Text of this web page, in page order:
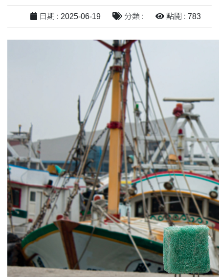
日期 : 2025-06-19 分類 : 點閱 : 783